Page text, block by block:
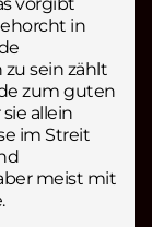
in
sein zählt
zum guten
allein
im Streit
meist mit